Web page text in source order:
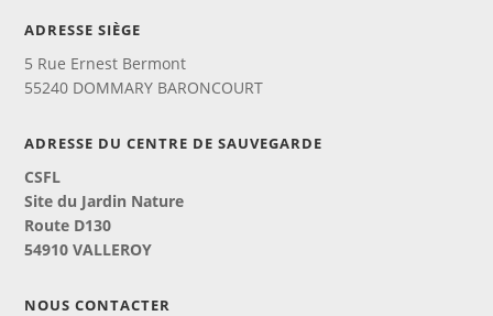
ADRESSE SIÈGE
5 Rue Ernest Bermont
55240 DOMMARY BARONCOURT
ADRESSE DU CENTRE DE SAUVEGARDE
CSFL
Site du Jardin Nature
Route D130
54910 VALLEROY
NOUS CONTACTER